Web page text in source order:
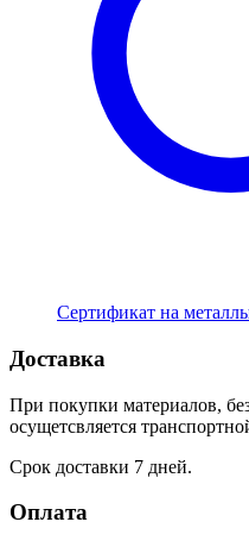
Сертификат на
Доставка
При покупки материалов,
осущетсвляется
Срок доставки 7 дней.
Оплата